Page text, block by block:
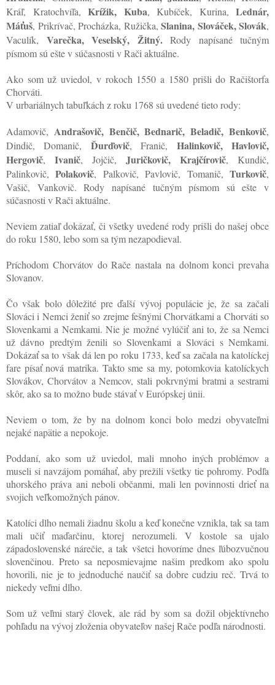
Kráľ, Kratochvíľa, Krížik, Kuba, Kubíček, Kurina, Lednár,
Máťuš, Prikrívač, Procházka, Ružička, Slanina, Slováček, Slovák,
Vaculík, Varečka, Veselský, Žitný. Rody napísané tučným
písmom sú ešte v súčasnosti v Rači aktuálne.
Ako som už uviedol, v rokoch 1550 a 1580 prišli do Račištorfa
Chorváti.
V urbariálnych tabuľkách z roku 1768 sú uvedené tieto rody:
Adamovič, Andrašovič, Benčič, Bednarič, Beladič, Benkovič,
Dindič, Domanič, Ďurďovič, Franič, Halinkovič, Havlovič,
Hergovič, Ivanič, Jojčič, Juričkovič, Krajčírovič, Kundič,
Palinkovič,Polakovič, Palkovič, Pavlovič, Tomanič,Turkovič,
Vašič, Vankovič. Rody napísané tučným písmom sú ešte v
súčasnosti v Rači aktuálne.
Neviem zatiaľ dokázať, či všetky uvedené rody prišli do našej obce
do roku 1580, lebo som sa tým nezapodieval.
Príchodom Chorvátov do Rače nastala na dolnom konci prevaha
Slovanov.
Čo však bolo dôležité pre ďalší vývoj populácie je, že sa začali
Slováci i Nemci ženiť so zrejme fešnými Chorvátkami a Chorváti so
Slovenkami a Nemkami. Nie je možné vylúčiť ani to, že sa Nemci
už dávno predtým ženili so Slovenkami a Slováci s Nemkami.
Dokázať sa to však dá len po roku 1733, keď sa začala na katolíckej
fare písať nová matrika. Takto sme sa my, potomkovia katolíckych
Slovákov, Chorvátov a Nemcov, stali pokrvnými bratmi a sestrami
skôr, ako sa to možno bude stávať v Európskej únii.
Neviem o tom, že by na dolnom konci bolo medzi obyvateľmi
nejaké napätie a nepokoje.
Poddaní, ako som už uviedol, mali mnoho iných problémov a
museli si navzájom pomáhať, aby prežili všetky tie pohromy. Podľa
uhorského práva ani neboli občanmi, mali len povinnosti drieť na
svojich veľkomožných pánov.
Katolíci dlho nemali žiadnu školu a keď konečne vznikla, tak sa tam
mali učiť maďarčinu, ktorej nerozumeli. V kostole sa ujalo
západoslovenské nárečie, a tak všetci hovoríme dnes ľúbozvučnou
slovenčinou. Preto sa neposmievajme našim predkom ako spolu
hovorili, nie je to jednoduché naučiť sa dobre cudziu reč. Trvá to
niekedy veľmi dlho.
Som už veľmi starý človek, ale rád by som sa dožil objektívneho
pohľadu na vývoj zloženia obyvateľov našej Rače podľa národnosti.